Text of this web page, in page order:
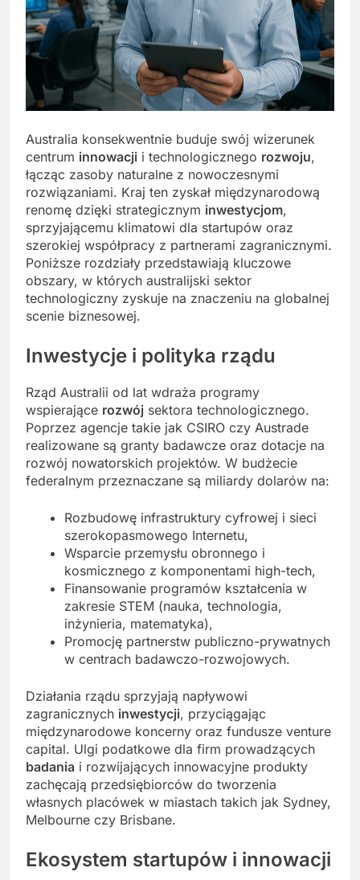
Australia konsekwentnie buduje swój wizerunek
centrum innowacji i technologicznego rozwoju,
łącząc zasoby naturalne z nowoczesnymi
rozwiązaniami. Kraj ten zyskał międzynarodową
renomę dzięki strategicznym inwestycjom,
sprzyjającemu klimatowi dla startupów oraz
szerokiej współpracy z partnerami zagranicznymi.
Poniższe rozdziały przedstawiają kluczowe
obszary, w których australijski sektor
technologiczny zyskuje na znaczeniu na globalnej
scenie biznesowej.
Inwestycje i polityka rządu
Rząd Australii od lat wdraża programy
wspierające rozwój sektora technologicznego.
Poprzez agencje takie jak CSIRO czy Austrade
realizowane są granty badawcze oraz dotacje na
rozwój nowatorskich projektów. W budżecie
federalnym przeznaczane są miliardy dolarów na:
Rozbudowę infrastruktury cyfrowej i sieci
szerokopasmowego Internetu,
Wsparcie przemysłu obronnego i
kosmicznego z komponentami high-tech,
Finansowanie programów kształcenia w
zakresie STEM (nauka, technologia,
inżynieria, matematyka),
Promocję partnerstw publiczno-prywatnych
w centrach badawczo-rozwojowych.
Działania rządu sprzyjają napływowi
zagranicznych inwestycji, przyciągając
międzynarodowe koncerny oraz fundusze venture
capital. Ulgi podatkowe dla firm prowadzących
badania i rozwijających innowacyjne produkty
zachęcają przedsiębiorców do tworzenia
własnych placówek w miastach takich jak Sydney,
Melbourne czy Brisbane.
Ekosystem startupów i innowacji